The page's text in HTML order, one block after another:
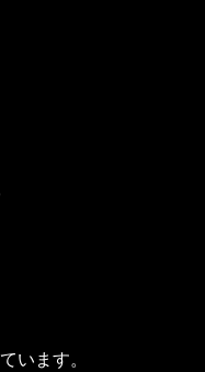
います。